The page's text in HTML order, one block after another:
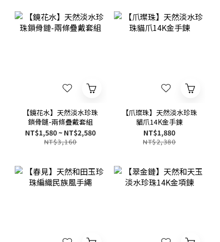
【鏡花水】天然淡水珍珠
鎖骨鏈-兩條疊戴套組
NT$1,580 ~ NT$2,580
NT$3,160
【爪璨珠】天然淡水珍珠
貓爪14K金手鍊
NT$1,880
NT$2,380